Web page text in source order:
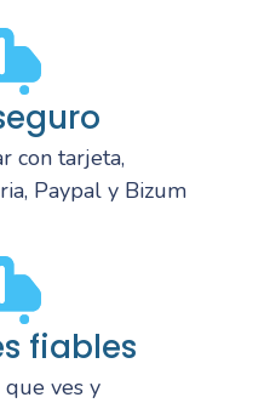
con tarjeta,
Paypal y Bizum
fiables
ves y